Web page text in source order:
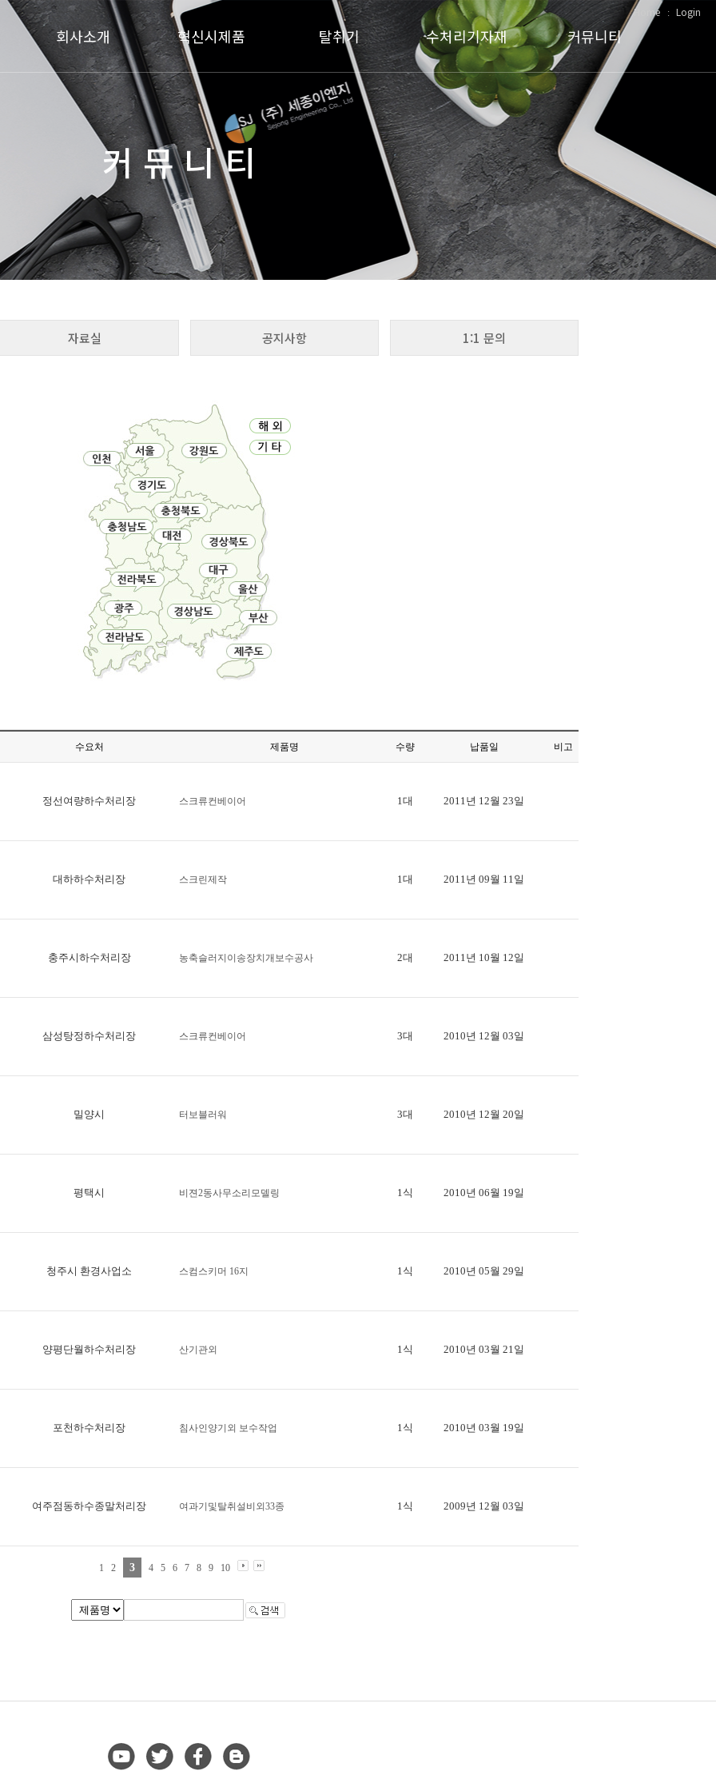
Home ː Login
회사소개
인사말
연혁
특허 및 인증서
찾아오시는 길
혁신시제품
구조 및 구성
개요 및 규격
제조 및 가공
기능 및 성능
탈취기
복합탈취기
바이오필터
약액 세정탈취장치
수처리기자재
스크린
드럼스크린
슬럿지 수집기
스컴스키머
스크류컨베이어
슬럿지 펌프 (LOBEPRO)
커뮤니티
납품현황
자료실
공지사항
1:1 문의
커 뮤 니 티
자료실 공지사항 1:1 문의
수요처 제품명 수량 납품일 비고
정선여량하수처리장 스크류컨베이어 1대 2011년 12월 23일
대하하수처리장 스크린제작 1대 2011년 09월 11일
충주시하수처리장 농축슬러지이송장치개보수공사 2대 2011년 10월 12일
삼성탕정하수처리장 스크류컨베이어 3대 2010년 12월 03일
밀양시 터보블러워 3대 2010년 12월 20일
평택시 비젼2동사무소리모델링 1식 2010년 06월 19일
청주시 환경사업소 스컴스키머 16지 1식 2010년 05월 29일
양평단월하수처리장 산기관외 1식 2010년 03월 21일
포천하수처리장 침사인양기외 보수작업 1식 2010년 03월 19일
여주점동하수종말처리장 여과기및탈취설비외33종 1식 2009년 12월 03일
1 2 3 4 5 6 7 8 9 10